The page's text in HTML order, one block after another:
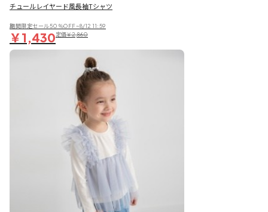
チュールレイヤード風長袖Tシャツ
期間限定セール50％OFF~8/12 11:59
￥1,430定価￥2,860